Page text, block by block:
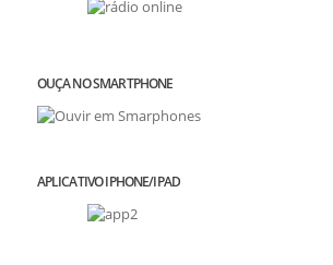
OUÇA NO SMARTPHONE
APLICATIVO IPHONE/IPAD